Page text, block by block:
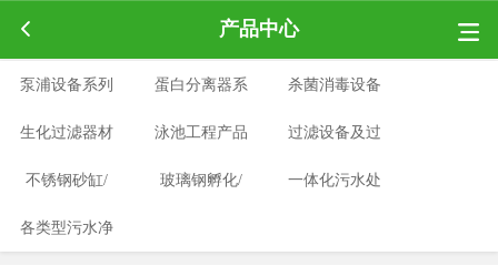
产品中心
泵浦设备系列 蛋白分离器系
列
杀菌消毒设备
系列
生化过滤器材
系列
泳池工程产品
系列
过滤设备及过
滤材料
不锈钢砂缸/
水箱系列
玻璃钢孵化/ 一体化污水处
各类型污水净